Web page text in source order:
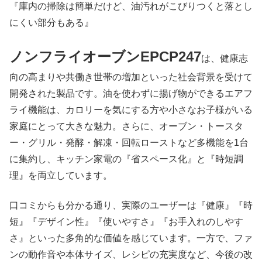
『庫内の掃除は簡単だけど、油汚れがこびりつくと落とし
にくい部分もある』
ノンフライオーブンEPCP247は、健康志
向の高まりや共働き世帯の増加といった社会背景を受けて
開発された製品です。油を使わずに揚げ物ができるエアフ
ライ機能は、カロリーを気にする方や小さなお子様がいる
家庭にとって大きな魅力。さらに、オーブン・トースタ
ー・グリル・発酵・解凍・回転ローストなど多機能を1台
に集約し、キッチン家電の『省スペース化』と『時短調
理』を両立しています。
口コミからも分かる通り、実際のユーザーは『健康』『時
短』『デザイン性』『使いやすさ』『お手入れのしやす
さ』といった多角的な価値を感じています。一方で、ファ
ンの動作音や本体サイズ、レシピの充実度など、今後の改